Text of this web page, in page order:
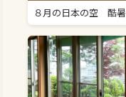
８月の日本の空 酷暑